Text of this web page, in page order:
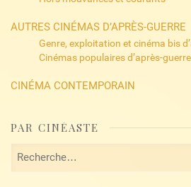
AUTRES CINÉMAS D’APRÈS-GUERRE
Genre, exploitation et cinéma bis
Cinémas populaires d’après-
CINÉMA CONTEMPORAIN
PAR CINÉASTE
Rechercher :